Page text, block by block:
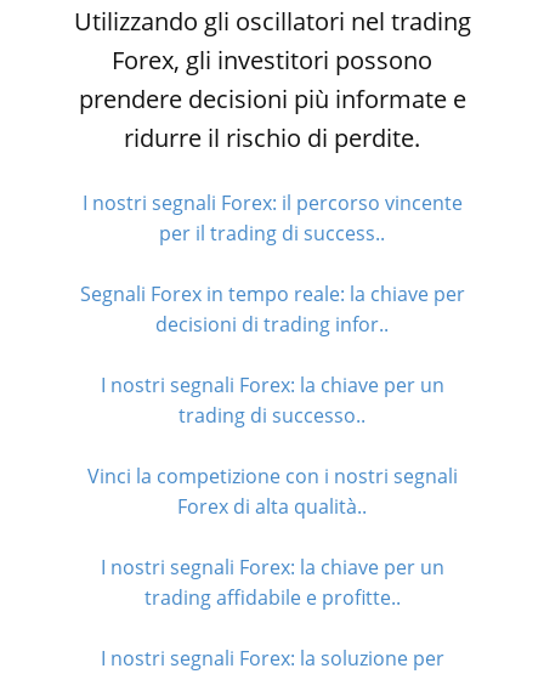
Utilizzando gli oscillatori nel trading
Forex, gli investitori possono
prendere decisioni più informate e
ridurre il rischio di perdite.
I nostri segnali Forex: il percorso vincente
per il trading di success..
Segnali Forex in tempo reale: la chiave per
decisioni di trading infor..
I nostri segnali Forex: la chiave per un
trading di successo..
Vinci la competizione con i nostri segnali
Forex di alta qualità..
I nostri segnali Forex: la chiave per un
trading affidabile e profitte..
I nostri segnali Forex: la soluzione per